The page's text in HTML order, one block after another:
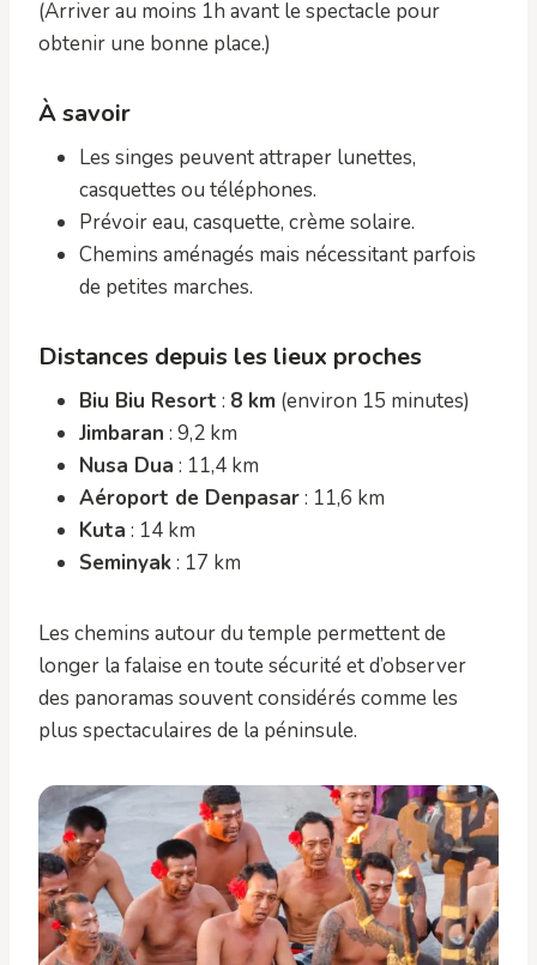
(Arriver au moins 1h avant le spectacle pour
obtenir une bonne place.)
À savoir
Les singes peuvent attraper lunettes,
casquettes ou téléphones.
Prévoir eau, casquette, crème solaire.
Chemins aménagés mais nécessitant parfois
de petites marches.
Distances depuis les lieux proches
Biu Biu Resort : 8 km (environ 15 minutes)
Jimbaran : 9,2 km
Nusa Dua : 11,4 km
Aéroport de Denpasar: 11,6 km
Kuta : 14 km
Seminyak: 17 km
Les chemins autour du temple permettent de
longer la falaise en toute sécurité et d’observer
des panoramas souvent considérés comme les
plus spectaculaires de la péninsule.